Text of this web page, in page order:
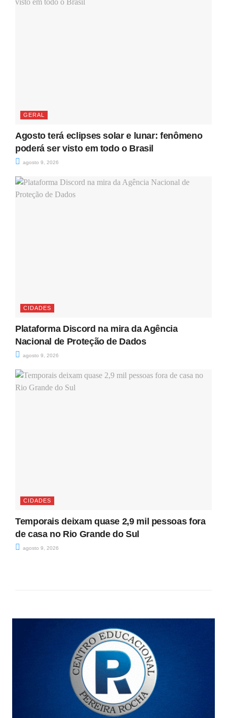
GERAL
Agosto terá eclipses solar e lunar: fenômeno
poderá ser visto em todo o Brasil
agosto 9, 2026
CIDADES
Plataforma Discord na mira da Agência
Nacional de Proteção de Dados
agosto 9, 2026
CIDADES
Temporais deixam quase 2,9 mil pessoas fora
de casa no Rio Grande do Sul
agosto 9, 2026